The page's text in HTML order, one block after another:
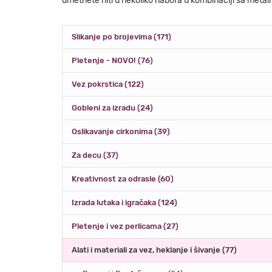
Slikanje po brojevima (171)
Pletenje - NOVO! (76)
Vez pokrstica (122)
Gobleni za izradu (24)
Oslikavanje cirkonima (39)
Za decu (37)
Kreativnost za odrasle (60)
Izrada lutaka i igračaka (124)
Pletenje i vez perlicama (27)
Alati i materiali za vez, heklanje i šivanje (77)